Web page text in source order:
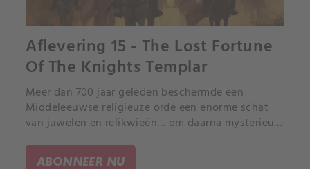
Aflevering 15 - The Lost Fortune
Of The Knights Templar
Meer dan 700 jaar geleden beschermde een
Middeleeuwse religieuze orde een enorme schat
van juwelen en relikwieën… om daarna mysterieus
schat van de Tempeliers?.
ABONNEER NU